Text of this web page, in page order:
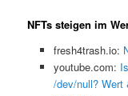
NFTs steigen im
fresh4trash.io:
youtube.com:
/dev/null? Wert